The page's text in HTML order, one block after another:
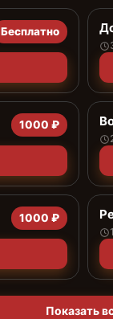
Бесплатно
1000 ₽
1000 ₽
Показать